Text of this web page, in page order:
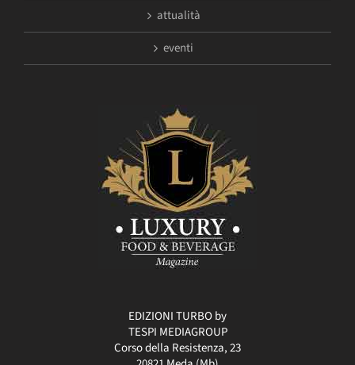
attualità
eventi
EDIZIONI TURBO by
TESPI MEDIAGROUP
Corso della Resistenza, 23